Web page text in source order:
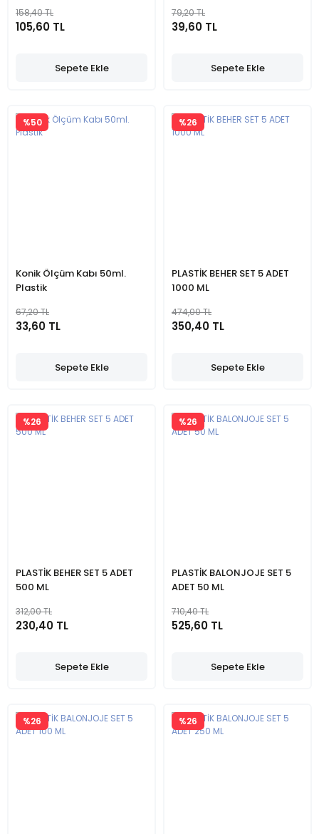
158,40 TL
105,60 TL
Sepete Ekle
79,20 TL
39,60 TL
Sepete Ekle
Konik Ölçüm Kabı 50ml.
Plastik
%50
67,20 TL
33,60 TL
Sepete Ekle
PLASTİK BEHER SET 5 ADET
1000 ML
%26
474,00 TL
350,40 TL
Sepete Ekle
PLASTİK BEHER SET 5 ADET
500 ML
%26
312,00 TL
230,40 TL
Sepete Ekle
PLASTİK BALONJOJE SET 5
ADET 50 ML
%26
710,40 TL
525,60 TL
Sepete Ekle
%26 %26